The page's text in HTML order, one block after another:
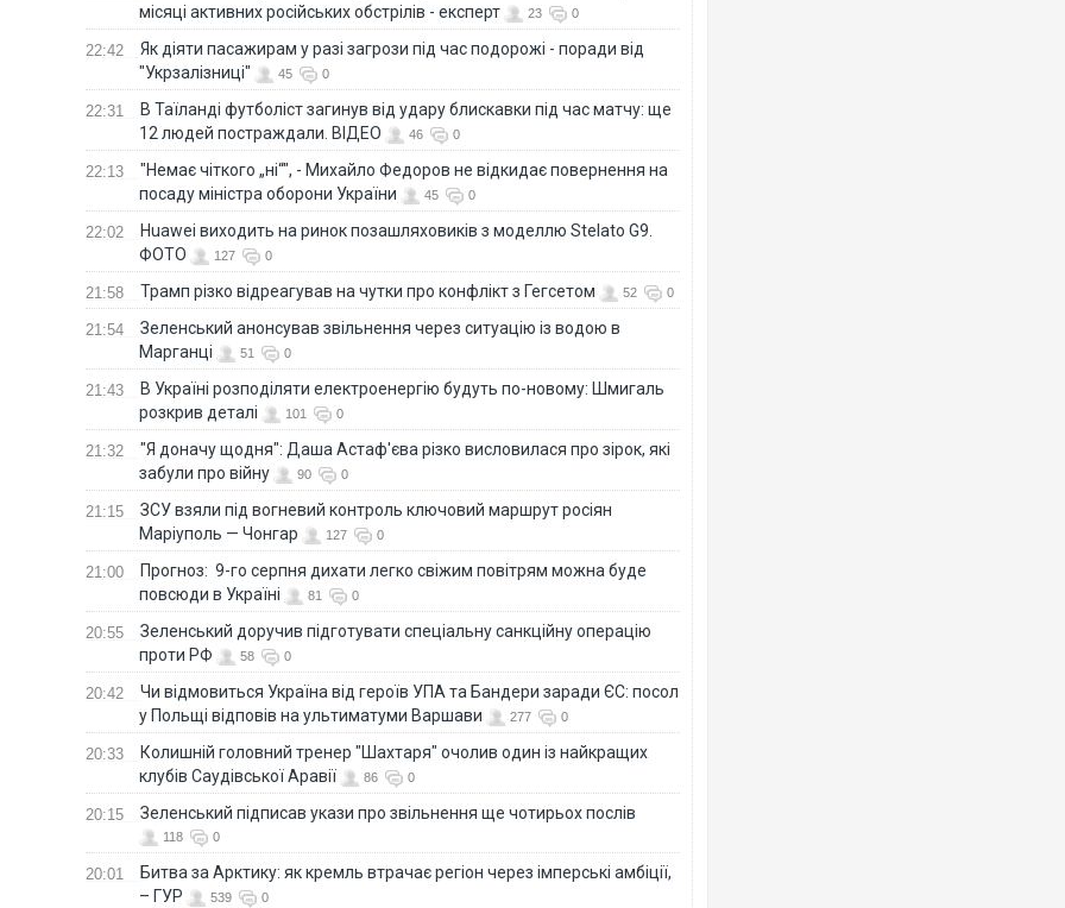
місяці активних російських обстрілів - експерт
23 0
22:42
Як діяти пасажирам у разі загрози під час подорожі - поради від
"Укрзалізниці"
45 0
22:31
В Таїланді футболіст загинув від удару блискавки під час матчу: ще
12 людей постраждали. ВІДЕО
46 0
22:13
"Немає чіткого „ні“", - Михайло Федоров не відкидає повернення на
посаду міністра оборони України
45 0
22:02
Huawei виходить на ринок позашляховиків з моделлю Stelato G9.
ФОТО
127 0
21:58 Трамп різко відреагував на чутки про конфлікт з Гегсетом 52 0
21:54
Зеленський анонсував звільнення через ситуацію із водою в
Марганці
51 0
21:43
В Україні розподіляти електроенергію будуть по-новому: Шмигаль
розкрив деталі
101 0
21:32
"Я доначу щодня": Даша Астаф'єва різко висловилася про зірок, які
забули про війну
90 0
21:15
ЗСУ взяли під вогневий контроль ключовий маршрут росіян
Маріуполь — Чонгар
127 0
21:00
Прогноз: 9-го серпня дихати легко свіжим повітрям можна буде
повсюди в Україні
81 0
20:55
Зеленський доручив підготувати спеціальну санкційну операцію
проти РФ
58 0
20:42
Чи відмовиться Україна від героїв УПА та Бандери заради ЄС: посол
у Польщі відповів на ультиматуми Варшави
277 0
20:33
Колишній головний тренер "Шахтаря" очолив один із найкращих
клубів Саудівської Аравії
86 0
20:15 Зеленський підписав укази про звільнення ще чотирьох послів
118 0
20:01
Битва за Арктику: як кремль втрачає регіон через імперські амбіції,
– ГУР
539 0